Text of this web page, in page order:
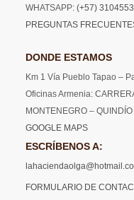
WHATSAPP: (+57)
PREGUNTAS
DONDE ESTAMOS
Km 1 Vía Pueblo Tapao –
Oficinas Armenia:
MONTENEGRO –
GOOGLE MAPS
ESCRÍBENOS A:
FORMULARIO DE